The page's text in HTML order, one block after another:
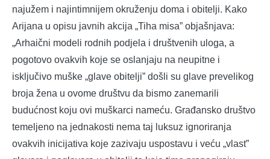
najužem i najintimnijem okruženju doma i obitelji. Kako
Arijana u opisu javnih akcija „Tiha misa” objašnjava:
„Arhaični modeli rodnih podjela i društvenih uloga, a
pogotovo ovakvih koje se oslanjaju na neupitne i
isključivo muške „glave obitelji” došli su glave prevelikog
broja žena u ovome društvu da bismo zanemarili
budućnost koju ovi muškarci nameću. Građansko društvo
temeljeno na jednakosti nema taj luksuz ignoriranja
ovakvih inicijativa koje zazivaju uspostavu i veću „vlast”